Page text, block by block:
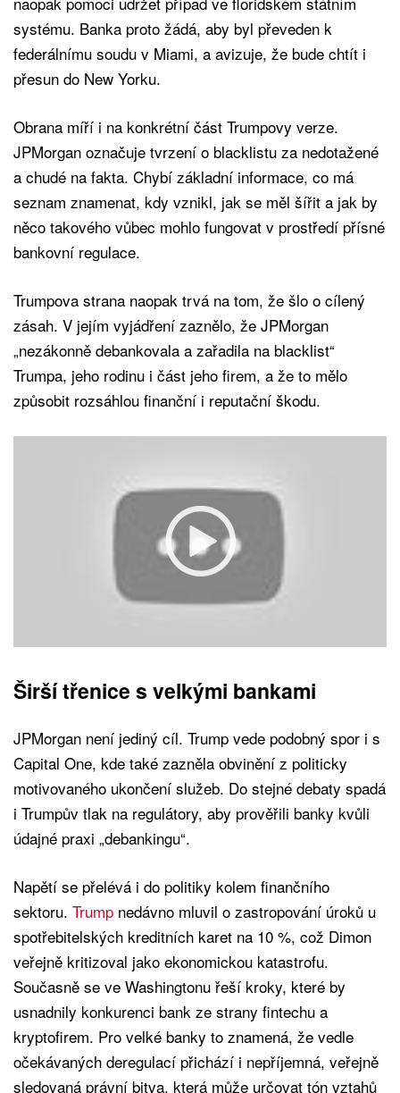
systému. Banka proto žádá, aby byl převeden k
federálnímu soudu v Miami, a avizuje, že bude chtít i
přesun do New Yorku.
Obrana míří i na konkrétní část Trumpovy verze.
JPMorgan označuje tvrzení o blacklistu za nedotažené
a chudé na fakta. Chybí základní informace, co má
seznam znamenat, kdy vznikl, jak se měl šířit a jak by
něco takového vůbec mohlo fungovat v prostředí přísné
bankovní regulace.
Trumpova strana naopak trvá na tom, že šlo o cílený
zásah. V jejím vyjádření zaznělo, že JPMorgan
„nezákonně debankovala a zařadila na blacklist“
Trumpa, jeho rodinu i část jeho firem, a že to mělo
způsobit rozsáhlou finanční i reputační škodu.
Širší třenice s velkými bankami
JPMorgan není jediný cíl. Trump vede podobný spor i s
Capital One, kde také zazněla obvinění z politicky
motivovaného ukončení služeb. Do stejné debaty spadá
i Trumpův tlak na regulátory, aby prověřili banky kvůli
údajné praxi „debankingu“.
Napětí se přelévá i do politiky kolem finančního
sektoru. Trump nedávno mluvil o zastropování úroků u
spotřebitelských kreditních karet na 10 %, což Dimon
veřejně kritizoval jako ekonomickou katastrofu.
Současně se ve Washingtonu řeší kroky, které by
usnadnily konkurenci bank ze strany fintechu a
kryptofirem. Pro velké banky to znamená, že vedle
očekávaných deregulací přichází i nepříjemná, veřejně
sledovaná právní bitva, která může určovat tón vztahů